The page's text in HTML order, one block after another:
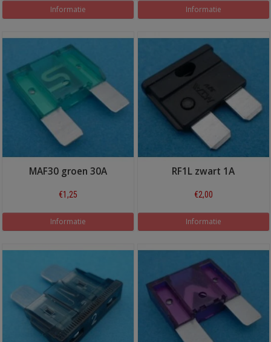
Informatie Informatie
MAF30 groen 30A
€1,25
Informatie
RF1L zwart 1A
€2,00
Informatie